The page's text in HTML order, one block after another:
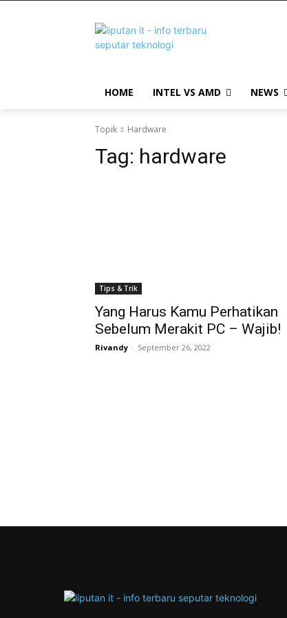
HOME INTEL VS AMD NEWS
Topik Hardware
Tag: hardware
Tips & Trik
Yang Harus Kamu Perhatikan
Sebelum Merakit PC – Wajib!
Rivandy - September 26, 2022